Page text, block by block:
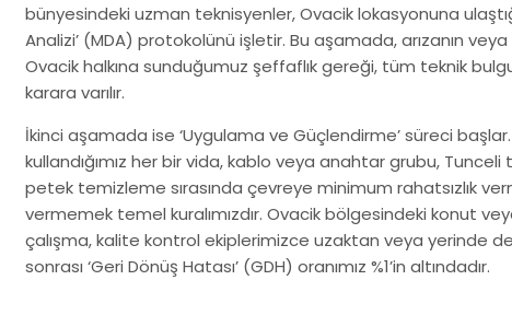
bünyesindeki uzman teknisyenler, Ovacik lokasyonuna
Analizi’ (MDA) protokolünü işletir. Bu aşamada, arızanın
Ovacik halkına sunduğumuz şeffaflık gereği, tüm teknik
karara varılır.
İkinci aşamada ise ‘Uygulama ve Güçlendirme’ süreci
kullandığımız her bir vida, kablo veya anahtar grubu,
petek temizleme sırasında çevreye minimum rahatsızlık
vermemek temel kuralımızdır. Ovacik bölgesindeki konut
çalışma, kalite kontrol ekiplerimizce uzaktan veya yerinde
sonrası ‘Geri Dönüş Hatası’ (GDH) oranımız %1’in altındadır.